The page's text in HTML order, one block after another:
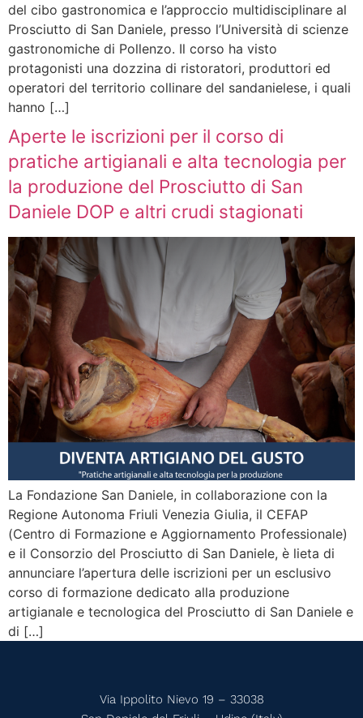
del cibo gastronomica e l’approccio multidisciplinare al
Prosciutto di San Daniele, presso l’Università di scienze
gastronomiche di Pollenzo. Il corso ha visto
protagonisti una dozzina di ristoratori, produttori ed
operatori del territorio collinare del sandanielese, i quali
hanno […]
Aperte le iscrizioni per il corso di
pratiche artigianali e alta tecnologia per
la produzione del Prosciutto di San
Daniele DOP e altri crudi stagionati
La Fondazione San Daniele, in collaborazione con la
Regione Autonoma Friuli Venezia Giulia, il CEFAP
(Centro di Formazione e Aggiornamento Professionale)
e il Consorzio del Prosciutto di San Daniele, è lieta di
annunciare l’apertura delle iscrizioni per un esclusivo
corso di formazione dedicato alla produzione
artigianale e tecnologica del Prosciutto di San Daniele e
di […]
Via Ippolito Nievo 19 – 33038